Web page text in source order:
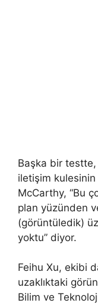
Başka bir
iletişim
McCarthy, “Bu
plan yüzünden
(görüntüledik)
yoktu” diyor.
Feihu Xu, ekibi
uzaklıktaki
Bilim ve